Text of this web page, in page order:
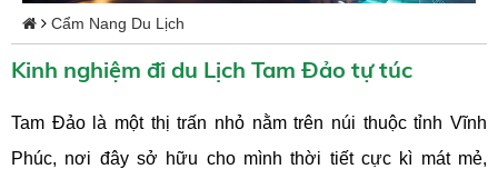
Cẩm Nang Du Lịch
Kinh nghiệm đi du Lịch Tam Đảo tự túc
Tam Đảo là một thị trấn nhỏ nằm trên núi thuộc tỉnh Vĩnh
Phúc, nơi đây sở hữu cho mình thời tiết cực kì mát mẻ,